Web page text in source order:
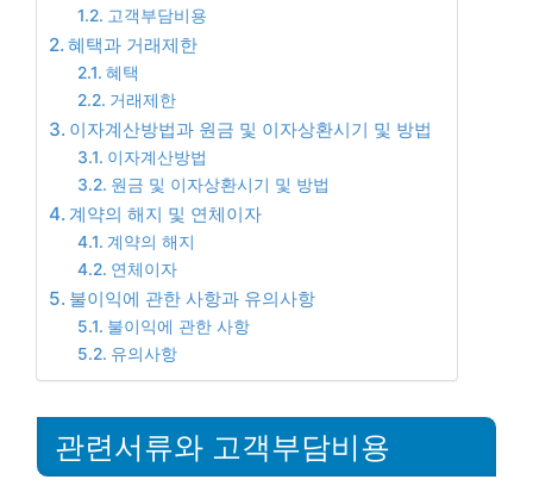
고객부담비용
혜택과 거래제한
혜택
거래제한
이자계산방법과 원금 및 이자상환시기 및 방법
이자계산방법
원금 및 이자상환시기 및 방법
계약의 해지 및 연체이자
계약의 해지
연체이자
불이익에 관한 사항과 유의사항
불이익에 관한 사항
유의사항
관련서류와 고객부담비용